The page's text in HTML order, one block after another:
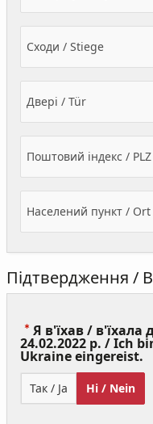
Сходи / Stiege
Двері / Tür
Поштовий індекс / PLZ
Населений пункт / Ort
Підтвердження /
Я в'їхав / в'їхала
24.02.2022 р. / Ich
Ukraine eingereist.
Так / Ja Ні / Nein